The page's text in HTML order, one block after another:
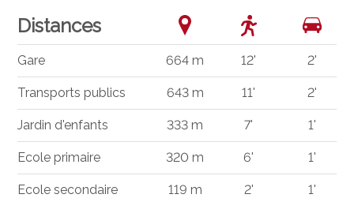
Distances
Gare 664 m 12' 2'
Transports publics 643 m 11' 2'
Jardin d'enfants 333 m 7' 1'
Ecole primaire 320 m 6' 1'
Ecole secondaire 119 m 2' 1'